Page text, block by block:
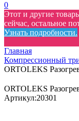
0
Этот и другие
сейчас, остальное
Узнать подробности.
Главная
Компрессионный
ORTOLEKS
ORTOLEKS
Артикул:20301